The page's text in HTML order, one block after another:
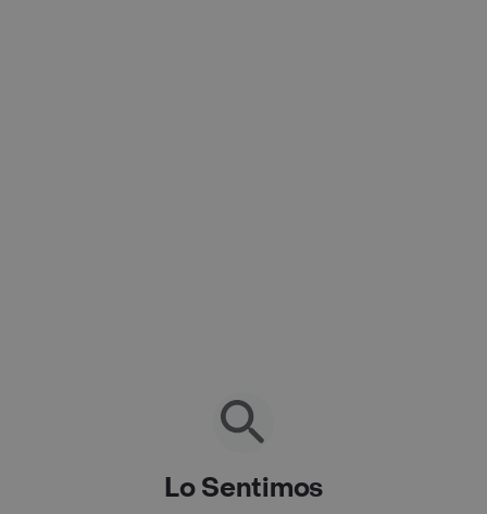
Lo Sentimos